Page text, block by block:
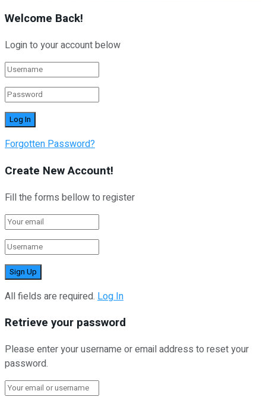
Welcome Back!
Login to your account below
Forgotten Password?
Create New Account!
Fill the forms bellow to register
All fields are required. Log In
Retrieve your password
Please enter your username or email address to reset your
password.